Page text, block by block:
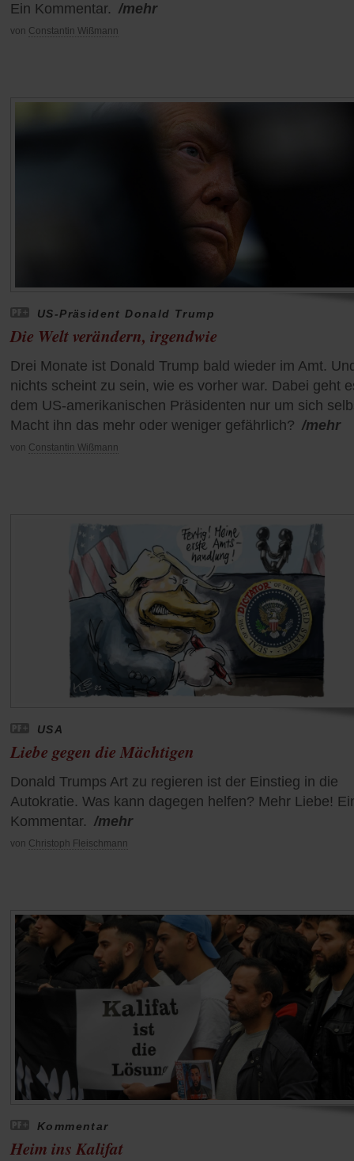
Ein Kommentar. /mehr
von Constantin Wißmann
US-Präsident Donald Trump
Die Welt verändern, irgendwie
Drei Monate ist Donald Trump bald wieder im Amt.
nichts scheint zu sein, wie es vorher war. Dabei geht
dem US-amerikanischen Präsidenten nur um sich
Macht ihn das mehr oder weniger gefährlich? /mehr
von Constantin Wißmann
USA
Liebe gegen die Mächtigen
Donald Trumps Art zu regieren ist der Einstieg in die
Autokratie. Was kann dagegen helfen? Mehr Liebe!
Kommentar. /mehr
von Christoph Fleischmann
Kommentar
Heim ins Kalifat